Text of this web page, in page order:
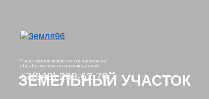
* ваш звонок является согласием на
обработку персональных данных
+7(343) 239-62-70
ЗЕМЕЛЬНЫЙ УЧАСТОК